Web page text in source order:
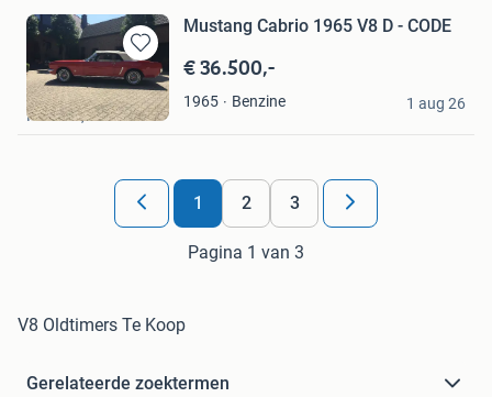
Bewaren
in
Mijn
Favorieten
Mustang Cabrio 1965 V8 D - CODE
€ 36.500,-
1965 Benzine
Sam
Nettetal, DE
1 aug 26
1 2 3
Pagina 1 van 3
V8 Oldtimers Te Koop
Gerelateerde zoektermen